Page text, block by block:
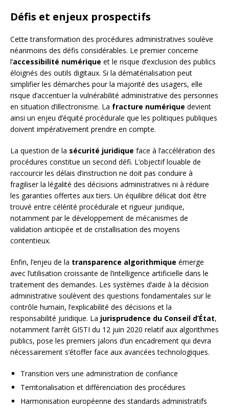
Défis et enjeux prospectifs
Cette transformation des procédures administratives soulève
néanmoins des défis considérables. Le premier concerne
l’accessibilité numérique et le risque d’exclusion des publics
éloignés des outils digitaux. Si la dématérialisation peut
simplifier les démarches pour la majorité des usagers, elle
risque d’accentuer la vulnérabilité administrative des personnes
en situation d’illectronisme. La fracture numérique devient
ainsi un enjeu d’équité procédurale que les politiques publiques
doivent impérativement prendre en compte.
La question de la sécurité juridique face à l’accélération des
procédures constitue un second défi. L’objectif louable de
raccourcir les délais d’instruction ne doit pas conduire à
fragiliser la légalité des décisions administratives ni à réduire
les garanties offertes aux tiers. Un équilibre délicat doit être
trouvé entre célérité procédurale et rigueur juridique,
notamment par le développement de mécanismes de
validation anticipée et de cristallisation des moyens
contentieux.
Enfin, l’enjeu de la transparence algorithmique émerge
avec l’utilisation croissante de l’intelligence artificielle dans le
traitement des demandes. Les systèmes d’aide à la décision
administrative soulèvent des questions fondamentales sur le
contrôle humain, l’explicabilité des décisions et la
responsabilité juridique. La jurisprudence du Conseil d’État,
notamment l’arrêt GISTI du 12 juin 2020 relatif aux algorithmes
publics, pose les premiers jalons d’un encadrement qui devra
nécessairement s’étoffer face aux avancées technologiques.
Transition vers une administration de confiance
Territorialisation et différenciation des procédures
Harmonisation européenne des standards administratifs